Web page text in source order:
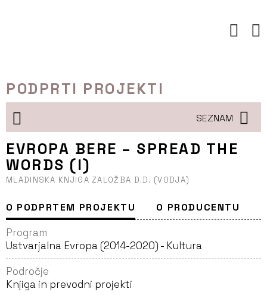
PODPRTI PROJEKTI
SEZNAM
EVROPA BERE – SPREAD THE
WORDS (I)
MLADINSKA KNJIGA ZALOŽBA D.D. (VODJA)
O PODPRTEM PROJEKTU O PRODUCENTU
Program
Ustvarjalna Evropa (2014-2020) - Kultura
Področje
Knjiga in prevodni projekti